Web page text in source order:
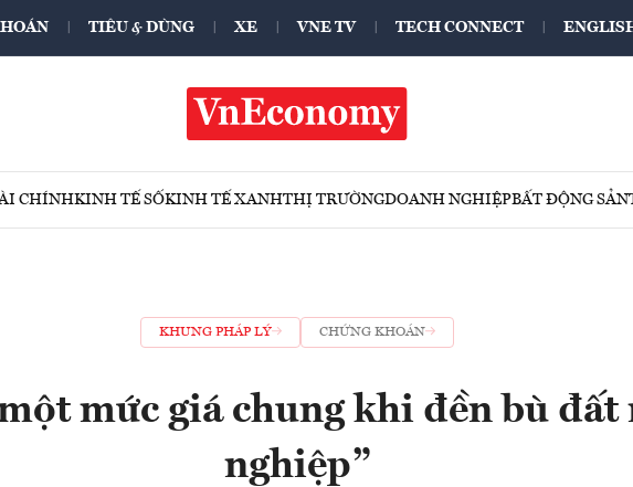
TIÊU & DÙNG XE VNE TV TECH CONNECT
CHÍNHKINH TẾ SỐKINH TẾ XANHTHỊ TRƯỜNGDOANH NGHIỆPBẤT ĐỘNG SẢN
KHUNG PHÁP LÝ CHỨNG KHOÁN
một mức giá chung khi đền bù đất
nghiệp”